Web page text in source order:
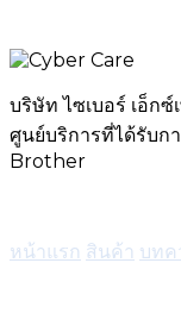
บริษัท ไซเบอร์ เอ็ก
ศูนย์บริการที่ได้รับก
Brother
หน้าแรก สินค้า บทค